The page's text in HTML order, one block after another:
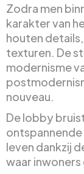
Zodra men
karakter van
houten
texturen. De
modernisme
nouveau.
De lobby
leven dankzij
waar